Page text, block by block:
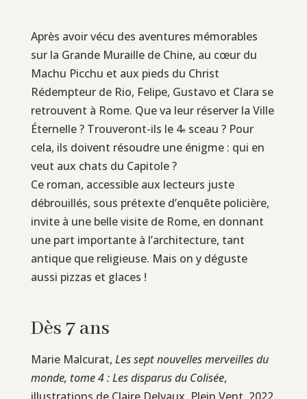
Après avoir vécu des aventures mémorables
sur la Grande Muraille de Chine, au cœur du
Machu Picchu et aux pieds du Christ
Rédempteur de Rio, Felipe, Gustavo et Clara se
retrouvent à Rome. Que va leur réserver la Ville
Éternelle ? Trouveront-ils le 4esceau ? Pour
cela, ils doivent résoudre une énigme : qui en
veut aux chats du Capitole ?
Ce roman, accessible aux lecteurs juste
débrouillés, sous prétexte d’enquête policière,
invite à une belle visite de Rome, en donnant
une part importante à l’architecture, tant
antique que religieuse. Mais on y déguste
aussi pizzas et glaces !
Dès 7 ans
Marie Malcurat, Les sept nouvelles merveilles du
monde, tome 4 : Les disparus du Colisée,